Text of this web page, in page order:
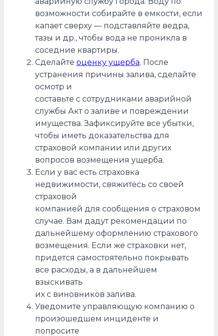
возможности собирайте в емкости, если
капает сверху — подставляйте ведра,
тазы и др., чтобы вода не проникла в
соседние квартиры.
Сделайте оценку ущерба. После
устранения причины залива, сделайте
осмотр и
составьте с сотрудниками аварийной
службы Акт о заливе и повреждении
имущества. Зафиксируйте все убытки,
чтобы иметь доказательства для
страховой компании или других
вопросов возмещения ущерба.
Если у вас есть страховка
недвижимости, свяжитесь со своей
страховой
компанией для сообщения о страховом
случае. Вам дадут рекомендации по
дальнейшему оформлению страхового
возмещения. Если же страховки нет,
придется самостоятельно покрывать
все расходы, а в дальнейшем
взыскивать
их с виновников залива.
Уведомите управляющую компанию о
произошедшем инциденте и
попросите